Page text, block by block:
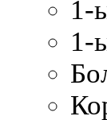
1-
1-